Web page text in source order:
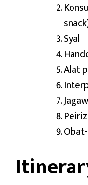
Syal
Alat